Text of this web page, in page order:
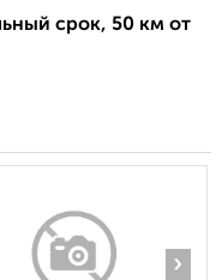
срок, 50 км от
›